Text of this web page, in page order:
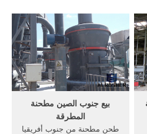
الكسارات المتنقلة ...
بيع جنوب الصين مطحنة
المطرقة
طحن مطحنة من جنوب أفريقيا